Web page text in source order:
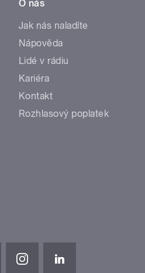
O nás
Jak nás naladíte
Nápověda
Lidé v rádiu
Kariéra
Kontakt
Rozhlasový poplatek